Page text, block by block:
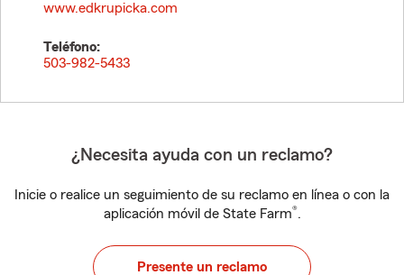
www.edkrupicka.com
Teléfono:
503-982-5433
¿Necesita ayuda con un reclamo?
Inicie o realice un seguimiento de su reclamo en línea o con la
aplicación móvil de State Farm®.
Presente un reclamo